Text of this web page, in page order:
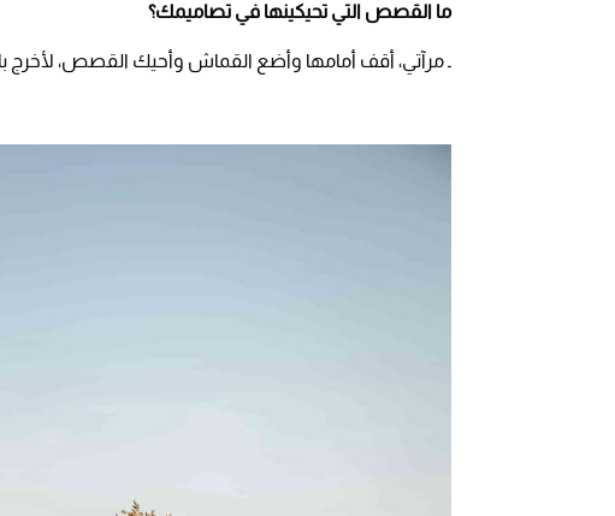
ما القصص التي تحيكينها في تصاميمك؟
ـ مرآتي، أقف أمامها وأضع القماش وأحيك القصص، لأخرج